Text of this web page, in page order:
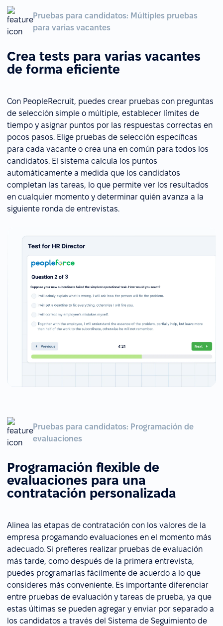
Pruebas para candidatos: Múltiples pruebas
para varias vacantes
Crea tests para varias vacantes
de forma eficiente
Con PeopleRecruit, puedes crear pruebas con preguntas
de selección simple o múltiple, establecer límites de
tiempo y asignar puntos por las respuestas correctas en
pocos pasos. Elige pruebas de selección específicas
para cada vacante o crea una en común para todos los
candidatos. El sistema calcula los puntos
automáticamente a medida que los candidatos
completan las tareas, lo que permite ver los resultados
en cualquier momento y determinar quién avanza a la
siguiente ronda de entrevistas.
Pruebas para candidatos: Programación de
evaluaciones
Programación flexible de
evaluaciones para una
contratación personalizada
Alinea las etapas de contratación con los valores de la
empresa progamando evaluaciones en el momento más
adecuado. Si prefieres realizar pruebas de evaluación
más tarde, como después de la primera entrevista,
puedes programarlas fácilmente de acuerdo a lo que
consideres más conveniente. Es importante diferenciar
entre pruebas de evaluación y tareas de prueba, ya que
estas últimas se pueden agregar y enviar por separado a
los candidatos a través del Sistema de Seguimiento de